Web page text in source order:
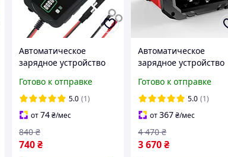
Автоматическое
зарядное устройство
для кислотных,
гелевых, AGM и
LiFePO4 аккумуляторов
Готово к отправке
5.0 (1)
от74₴/мес
740₴
840 ₴
Автоматическое
зарядное устройство
/24V16A для
гелевых, AGM и
LiFePO4 АКБ
Готово к отправке
5.0 (1)
от367₴/мес
3 670₴
4 470 ₴